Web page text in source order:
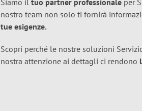
Siamo il tuo partner professionale per
nostro team non solo ti fornirà
tue esigenze.
Scopri perché le nostre soluzioni
nostra attenzione ai dettagli ci rendono